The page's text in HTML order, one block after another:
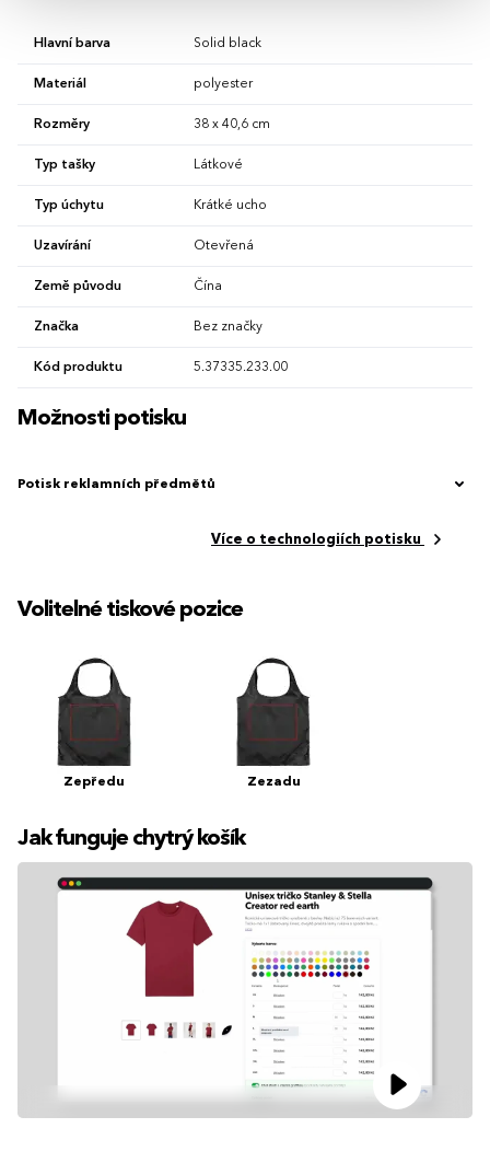
Hlavní barva Solid black
Materiál polyester
Rozměry 38 x 40,6 cm
Typ tašky Látkové
Typ úchytu Krátké ucho
Uzavírání Otevřená
Země původu Čína
Značka Bez značky
Kód produktu 5.37335.233.00
Možnosti potisku
Potisk reklamních předmětů
Více o technologiích potisku
Volitelné tiskové pozice
Zepředu Zezadu
Jak funguje chytrý košík